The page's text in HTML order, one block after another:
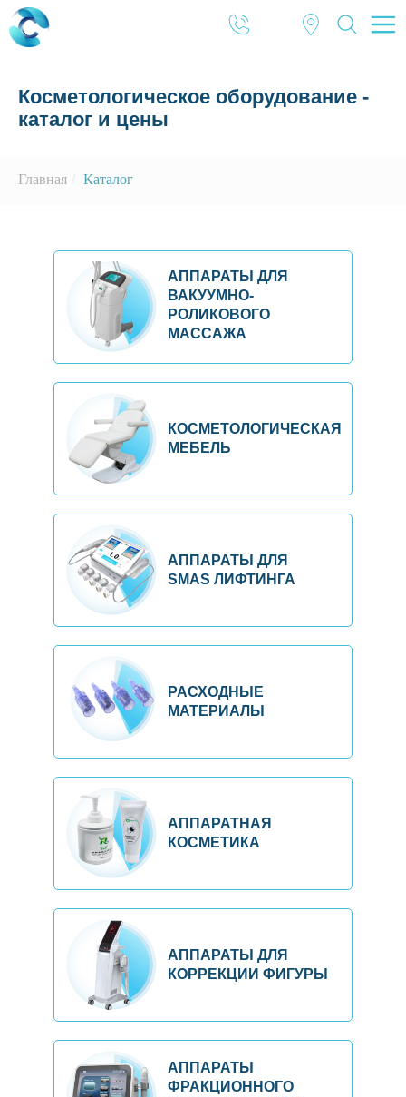
Косметологическое оборудование -
каталог и цены
Главная Каталог
АППАРАТЫ ДЛЯ
ВАКУУМНО-
РОЛИКОВОГО
МАССАЖА
РАСХОДНЫЕ
МАТЕРИАЛЫ
КОСМЕТОЛОГИЧЕСКАЯ
МЕБЕЛЬ
АППАРАТНАЯ
КОСМЕТИКА
АППАРАТЫ ДЛЯ
SMAS ЛИФТИНГА
АППАРАТЫ ДЛЯ
КОРРЕКЦИИ ФИГУРЫ
АППАРАТЫ
ФРАКЦИОННОГО